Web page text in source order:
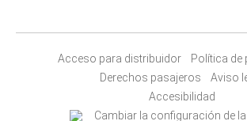
Acceso para distribuidor
Política de
Derechos pasajeros
Aviso
Accesibilidad
Cambiar la configuración de